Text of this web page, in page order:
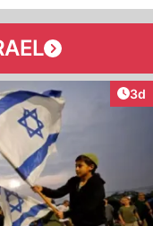
3d